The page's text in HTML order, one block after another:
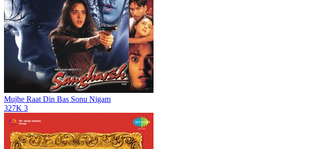
Mujhe Raat Din Bas Sonu Nigam
327K 3